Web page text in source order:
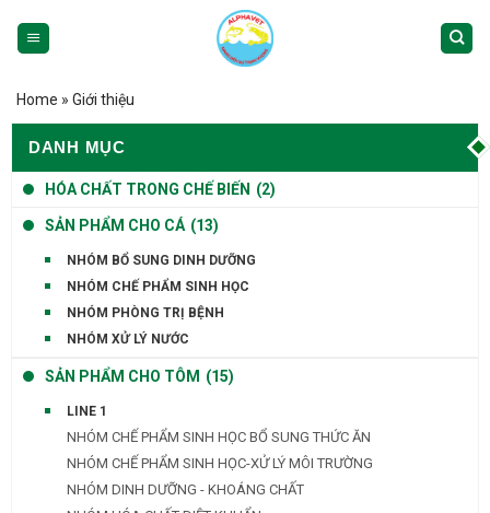
content
Home » Giới thiệu
DANH MỤC
HÓA CHẤT TRONG CHẾ BIẾN (2)
SẢN PHẨM CHO CÁ (13)
NHÓM BỔ SUNG DINH DƯỠNG
NHÓM CHẾ PHẨM SINH HỌC
NHÓM PHÒNG TRỊ BỆNH
NHÓM XỬ LÝ NƯỚC
SẢN PHẨM CHO TÔM (15)
LINE 1
NHÓM CHẾ PHẨM SINH HỌC BỔ SUNG THỨC ĂN
NHÓM CHẾ PHẨM SINH HỌC-XỬ LÝ MÔI TRƯỜNG
NHÓM DINH DƯỠNG - KHOÁNG CHẤT